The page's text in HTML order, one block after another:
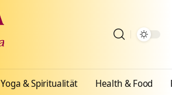
Yoga & Spiritualität Health & Food